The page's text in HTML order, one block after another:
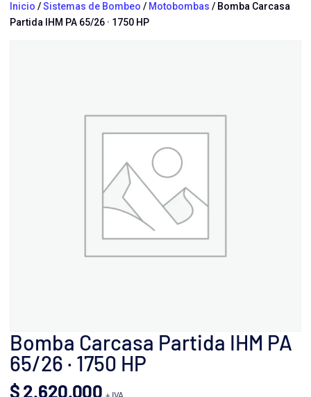
Inicio /Sistemas de Bombeo / Motobombas / Bomba Carcasa
Partida IHM PA 65/26 · 1750 HP
Bomba Carcasa Partida IHM PA
65/26 · 1750 HP
$2.620.000